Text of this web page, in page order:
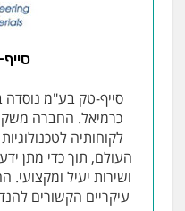
כרמיאל. החברה
לקוחותיה
העולם, תוך כדי מתן
ושירות יעיל
עיקריים הקשורים